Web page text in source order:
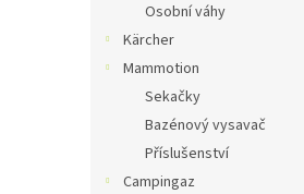
Osobní váhy
Kärcher
Mammotion
Sekačky
Bazénový vysavač
Příslušenství
Campingaz